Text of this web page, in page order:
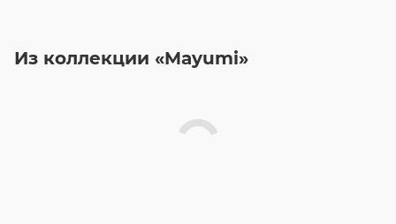
Из коллекции «Mayumi»